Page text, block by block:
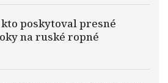
poskytoval presné
na ruské ropné